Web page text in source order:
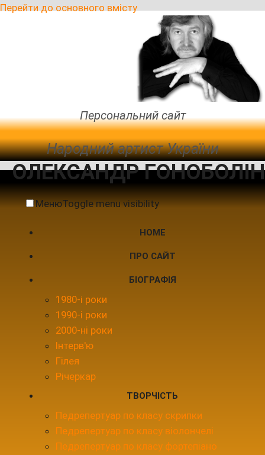
Перейти до основного вмісту
Персональний сайт
Народний артист України
ОЛЕКСАНДР ГОНОБОЛІН
МенюToggle menu visibility
HOME
ПРО САЙТ
БІОГРАФІЯ
1980-і роки
1990-і роки
2000-ні роки
Інтерв'ю
Гілея
Річеркар
ТВОРЧІСТЬ
Педрепертуар по класу скрипки
Педрепертуар по класу віолончелі
Педрепертуар по класу фортепіано